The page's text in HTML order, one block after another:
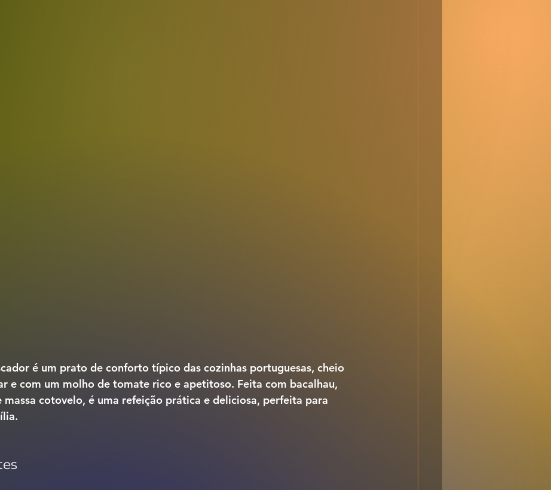
é um prato de conforto típico das cozinhas portuguesas, cheio
e com um molho de tomate rico e apetitoso. Feita com bacalhau,
massa cotovelo, é uma refeição prática e deliciosa, perfeita para